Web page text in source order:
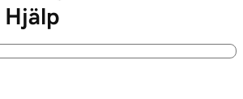
Hjälp